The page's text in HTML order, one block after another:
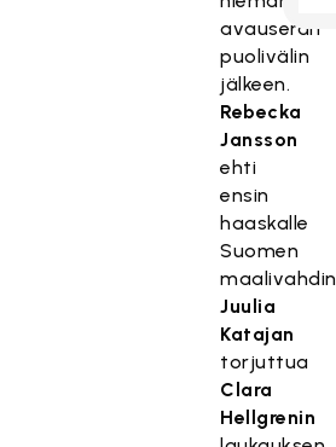
avauserän
puolivälin
jälkeen.
Rebecka
Jansson
ehti
ensin
haaskalle
Suomen
maalivahdin
Juulia
Katajan
torjuttua
Clara
Hellgrenin